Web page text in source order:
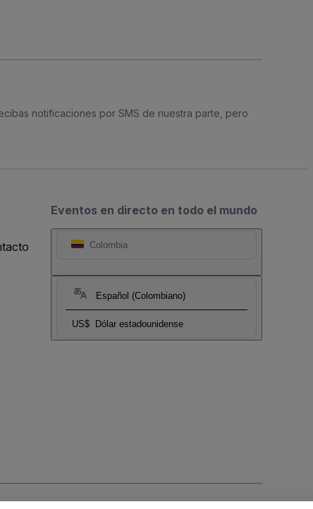
notificaciones por SMS de nuestra parte, pero
Eventos en directo en todo el mundo
Colombia
Español (Colombiano)
US$ Dólar estadounidense